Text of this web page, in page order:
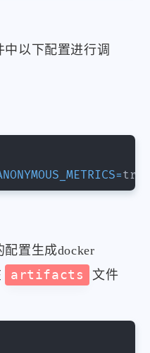
中以下配置进行调
=
配置生成docker
artifacts
文件